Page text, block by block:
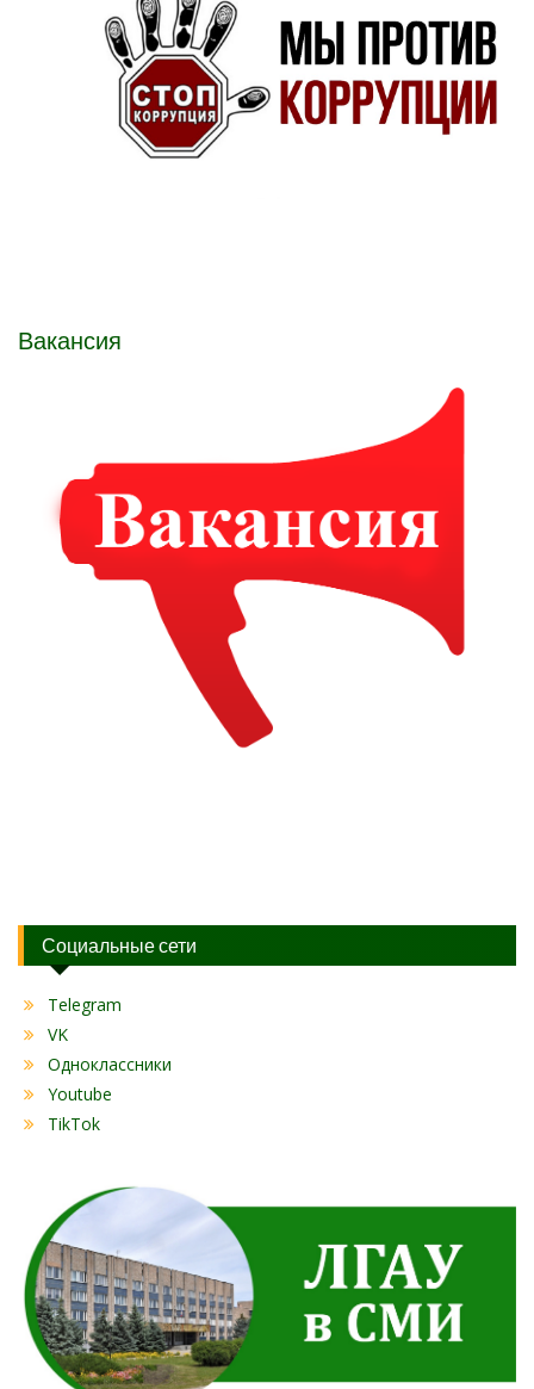
Вакансия
Социальные сети
Telegram
VK
Одноклассники
Youtube
TikTok